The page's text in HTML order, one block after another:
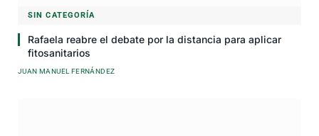
SIN CATEGORÍA
Rafaela reabre el debate por la distancia para aplicar
fitosanitarios
JUAN MANUEL FERNÁNDEZ